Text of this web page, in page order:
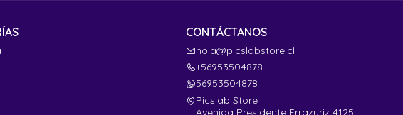
CONTÁCTANOS
hola@picslabstore.cl
+56953504878
56953504878
Picslab Store
Avenida Presidente Errazuriz 4125